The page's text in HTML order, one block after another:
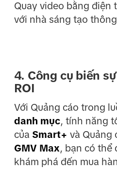
Quay video bằng điện
với nhà sáng tạo
4. Công cụ biến
ROI
Với Quảng cáo trong
danh mục, tính năng
của Smart+ và Quảng
GMV Max, bạn có thể
khám phá đến mua